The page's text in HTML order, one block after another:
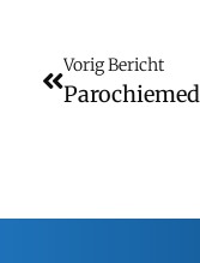
Vorig Bericht